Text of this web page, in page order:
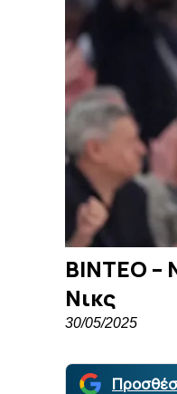
ΒΙΝΤΕΟ –
Νικς
30/05/2025